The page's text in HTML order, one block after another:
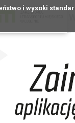
i wysoki